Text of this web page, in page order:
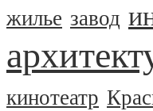
жилье завод
кинотеатр